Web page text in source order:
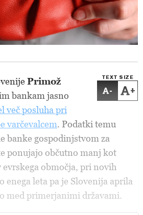
TEXT SIZE
- +
Primož
bankam jasno
več posluha pri
varčevalcem. Podatki temu
banke gospodinjstvom za
ponujajo občutno manj kot
območja, pri novih
enega leta pa je Slovenija aprila
med primerjanimi državami.